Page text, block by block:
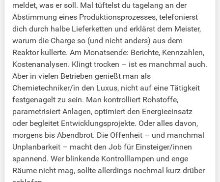
meldet, was er soll. Mal tüftelst du tagelang an der
Abstimmung eines Produktionsprozesses, telefonierst
dich durch halbe Lieferketten und erklärst dem Meister,
warum die Charge so (und nicht anders) aus dem
Reaktor kullerte. Am Monatsende: Berichte, Kennzahlen,
Kostenanalysen. Klingt trocken – ist es manchmal auch.
Aber in vielen Betrieben genießt man als
Chemietechniker/in den Luxus, nicht auf eine Tätigkeit
festgenagelt zu sein. Man kontrolliert Rohstoffe,
parametrisiert Anlagen, optimiert den Energieeinsatz
oder begleitet Entwicklungsprojekte. Oder alles davon,
morgens bis Abendbrot. Die Offenheit – und manchmal
Unplanbarkeit – macht den Job für Einsteiger/innen
spannend. Wer blinkende Kontrolllampen und enge
Räume nicht mag, sollte allerdings nochmal kurz drüber